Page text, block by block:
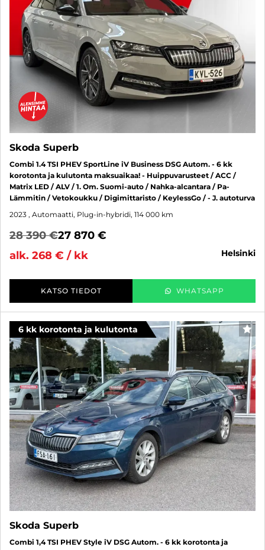
Skoda Superb
Combi 1.4 TSI PHEV SportLine iV Business DSG Autom. - 6 kk
korotonta ja kulutonta maksuaikaa! - Huippuvarusteet / ACC /
Matrix LED / ALV / 1. Om. Suomi-auto / Nahka-alcantara / Pa-
Lämmitin / Vetokoukku / Digimittaristo / KeylessGo / - J. autoturva
2023 , Automaatti, Plug-in-hybridi, 114 000 km
28 390 €27 870 €
alk. 268 € / kk
helsinki
KATSO TIEDOT WHATSAPP
6 kk korotonta ja kulutonta
Skoda Superb
Combi 1,4 TSI PHEV Style iV DSG Autom. - 6 kk korotonta ja